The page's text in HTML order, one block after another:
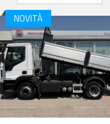
NOVITÀ